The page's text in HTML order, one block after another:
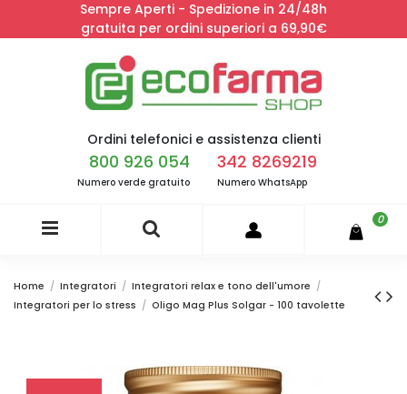
Sempre Aperti - Spedizione in 24/48h
gratuita per ordini superiori a 69,90€
Ordini telefonici e assistenza clienti
800 926 054
Numero verde gratuito
342 8269219
Numero WhatsApp
0
Home Integratori
Integratori relax e tono dell'umore
Integratori per lo stress
Oligo Mag Plus Solgar - 100 tavolette